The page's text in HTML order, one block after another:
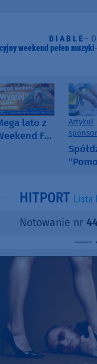
D I A B L E
weekend pełen muzyki
lato z
FM
Artykuł
i
najmu
HITPORT Lista
Notowanie nr